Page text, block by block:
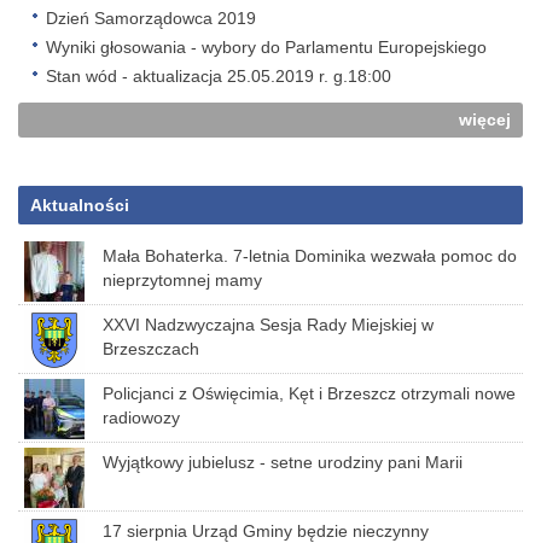
Dzień Samorządowca 2019
Wyniki głosowania - wybory do Parlamentu Europejskiego
Stan wód - aktualizacja 25.05.2019 r. g.18:00
więcej
Aktualności
Mała Bohaterka. 7-letnia Dominika wezwała pomoc do
nieprzytomnej mamy
XXVI Nadzwyczajna Sesja Rady Miejskiej w
Brzeszczach
Policjanci z Oświęcimia, Kęt i Brzeszcz otrzymali nowe
radiowozy
Wyjątkowy jubielusz - setne urodziny pani Marii
17 sierpnia Urząd Gminy będzie nieczynny